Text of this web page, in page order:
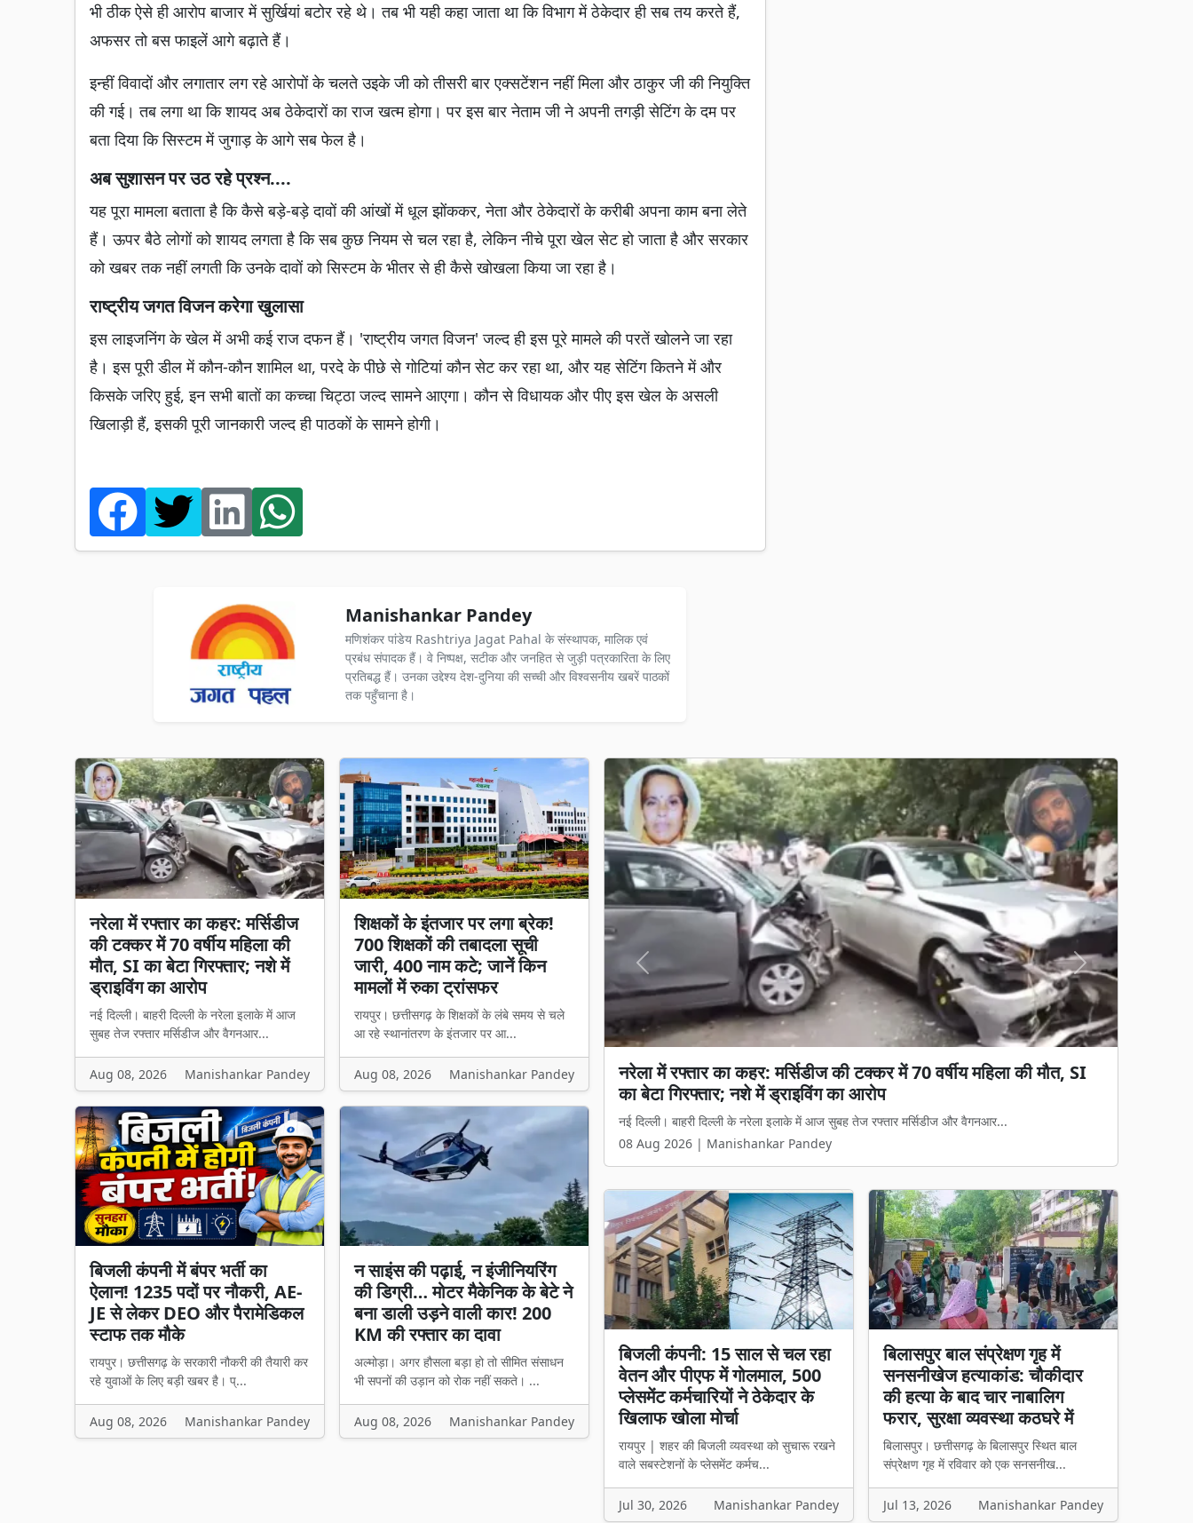
भी ठीक ऐसे ही आरोप बाजार में सुर्खियां बटोर रहे थे। तब भी यही कहा जाता था कि विभाग में ठेकेदार ही सब तय करते हैं,
अफसर तो बस फाइलें आगे बढ़ाते हैं।
इन्हीं विवादों और लगातार लग रहे आरोपों के चलते उइके जी को तीसरी बार एक्सटेंशन नहीं मिला और ठाकुर जी की नियुक्ति
की गई। तब लगा था कि शायद अब ठेकेदारों का राज खत्म होगा। पर इस बार नेताम जी ने अपनी तगड़ी सेटिंग के दम पर
बता दिया कि सिस्टम में जुगाड़ के आगे सब फेल है।
अब सुशासन पर उठ रहे प्रश्न....
यह पूरा मामला बताता है कि कैसे बड़े-बड़े दावों की आंखों में धूल झोंककर, नेता और ठेकेदारों के करीबी अपना काम बना लेते
हैं। ऊपर बैठे लोगों को शायद लगता है कि सब कुछ नियम से चल रहा है, लेकिन नीचे पूरा खेल सेट हो जाता है और सरकार
को खबर तक नहीं लगती कि उनके दावों को सिस्टम के भीतर से ही कैसे खोखला किया जा रहा है।
राष्ट्रीय जगत विजन करेगा खुलासा
इस लाइजनिंग के खेल में अभी कई राज दफन हैं। 'राष्ट्रीय जगत विजन' जल्द ही इस पूरे मामले की परतें खोलने जा रहा
है। इस पूरी डील में कौन-कौन शामिल था, परदे के पीछे से गोटियां कौन सेट कर रहा था, और यह सेटिंग कितने में और
किसके जरिए हुई, इन सभी बातों का कच्चा चिट्ठा जल्द सामने आएगा। कौन से विधायक और पीए इस खेल के असली
खिलाड़ी हैं, इसकी पूरी जानकारी जल्द ही पाठकों के सामने होगी।
Manishankar Pandey
मणिशंकर पांडेय Rashtriya Jagat Pahal के संस्थापक, मालिक एवं
प्रबंध संपादक हैं। वे निष्पक्ष, सटीक और जनहित से जुड़ी पत्रकारिता के लिए
प्रतिबद्ध हैं। उनका उद्देश्य देश-दुनिया की सच्ची और विश्वसनीय खबरें पाठकों
तक पहुँचाना है।
नरेला में रफ्तार का कहर: मर्सिडीज
की टक्कर में 70 वर्षीय महिला की
मौत, SI का बेटा गिरफ्तार; नशे में
ड्राइविंग का आरोप
नई दिल्ली। बाहरी दिल्ली के नरेला इलाके में आज
सुबह तेज रफ्तार मर्सिडीज और वैगनआर...
Aug 08, 2026 Manishankar Pandey
शिक्षकों के इंतजार पर लगा ब्रेक!
700 शिक्षकों की तबादला सूची
जारी, 400 नाम कटे; जानें किन
मामलों में रुका ट्रांसफर
रायपुर। छत्तीसगढ़ के शिक्षकों के लंबे समय से चले
आ रहे स्थानांतरण के इंतजार पर आ...
Aug 08, 2026 Manishankar Pandey
बिजली कंपनी में बंपर भर्ती का
ऐलान! 1235 पदों पर नौकरी, AE-
JE से लेकर DEO और पैरामेडिकल
स्टाफ तक मौके
रायपुर। छत्तीसगढ़ के सरकारी नौकरी की तैयारी कर
रहे युवाओं के लिए बड़ी खबर है। प्...
Aug 08, 2026 Manishankar Pandey
न साइंस की पढ़ाई, न इंजीनियरिंग
की डिग्री… मोटर मैकेनिक के बेटे ने
बना डाली उड़ने वाली कार! 200
KM की रफ्तार का दावा
अल्मोड़ा। अगर हौसला बड़ा हो तो सीमित संसाधन
भी सपनों की उड़ान को रोक नहीं सकते। ...
Aug 08, 2026 Manishankar Pandey
शिक्षकों के इंतजार पर लगा ब्रेक! 700 शिक्षकों की तबादला सूची जारी, 400
नाम कटे; जानें किन मामलों में रुका ट्रांसफर
रायपुर। छत्तीसगढ़ के शिक्षकों के लंबे समय से चले आ रहे स्थानांतरण के इंतजार पर आ...
08 Aug 2026 | Manishankar Pandey
Previous Next
बिजली कंपनी: 15 साल से चल रहा
वेतन और पीएफ में गोलमाल, 500
प्लेसमेंट कर्मचारियों ने ठेकेदार के
खिलाफ खोला मोर्चा
रायपुर | शहर की बिजली व्यवस्था को सुचारू रखने
वाले सबस्टेशनों के प्लेसमेंट कर्मच...
Jul 30, 2026 Manishankar Pandey
बिलासपुर बाल संप्रेक्षण गृह में
सनसनीखेज हत्याकांड: चौकीदार
की हत्या के बाद चार नाबालिग
फरार, सुरक्षा व्यवस्था कठघरे में
बिलासपुर। छत्तीसगढ़ के बिलासपुर स्थित बाल
संप्रेक्षण गृह में रविवार को एक सनसनीख...
Jul 13, 2026 Manishankar Pandey